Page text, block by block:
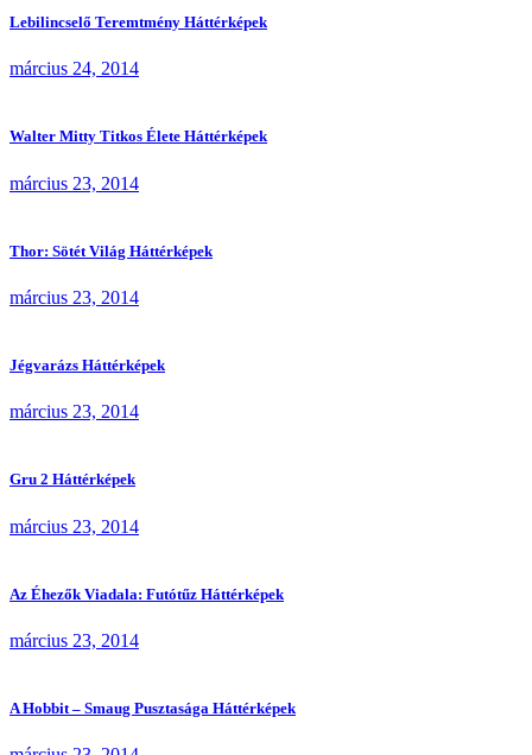
Lebilincselő Teremtmény Háttérképek
március 24, 2014
Walter Mitty Titkos Élete Háttérképek
március 23, 2014
Thor: Sötét Világ Háttérképek
március 23, 2014
Jégvarázs Háttérképek
március 23, 2014
Gru 2 Háttérképek
március 23, 2014
Az Éhezők Viadala: Futótűz Háttérképek
március 23, 2014
A Hobbit – Smaug Pusztasága Háttérképek